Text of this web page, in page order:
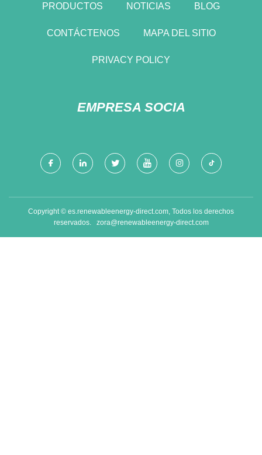
PRODUCTOS NOTICIAS BLOG
CONTÁCTENOS MAPA DEL SITIO
PRIVACY POLICY
EMPRESA SOCIA
Copyright © es.renewableenergy-direct.com, Todos los derechos
reservados. zora@renewableenergy-direct.com